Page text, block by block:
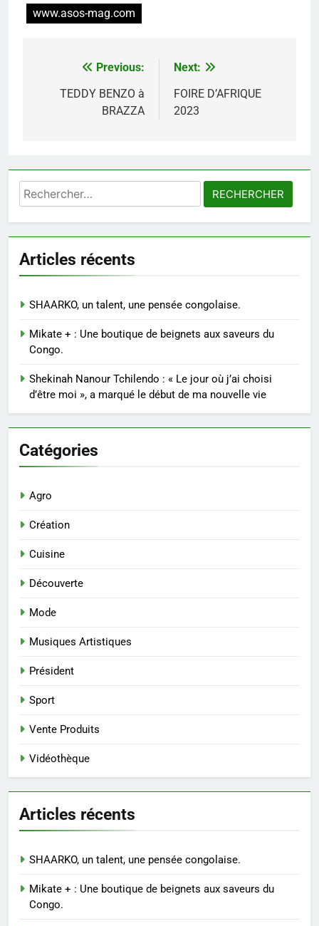
www.asos-mag.com
NavigationPrevious:
TEDDY BENZO à
BRAZZA
Next:
FOIRE D’AFRIQUE
2023
Rechercher :
Articles récents
SHAARKO, un talent, une pensée congolaise.
Mikate + : Une boutique de beignets aux saveurs du
Congo.
Shekinah Nanour Tchilendo : « Le jour où j’ai choisi
d’être moi », a marqué le début de ma nouvelle vie
Catégories
Agro
Création
Cuisine
Découverte
Mode
Musiques Artistiques
Président
Sport
Vente Produits
Vidéothèque
Articles récents
SHAARKO, un talent, une pensée congolaise.
Mikate + : Une boutique de beignets aux saveurs du
Congo.